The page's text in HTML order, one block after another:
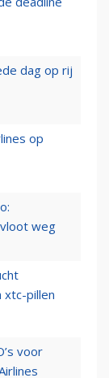
dag op rij
op
weg
xtc-pillen
voor